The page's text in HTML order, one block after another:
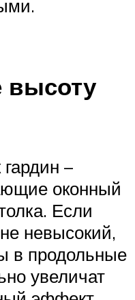
высоту
–
оконный
Если
невысокий,
в продольные
увеличат